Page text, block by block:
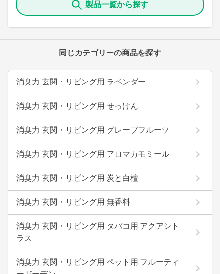
製品一覧から探す
同じカテゴリーの商品を探す
消臭力 玄関・リビング用 ラベンダー
消臭力 玄関・リビング用 せっけん
消臭力 玄関・リビング用 グレープフルーツ
消臭力 玄関・リビング用 アロマカモミール
消臭力 玄関・リビング用 炭と白檀
消臭力 玄関・リビング用 無香料
消臭力 玄関・リビング用 タバコ用 アクアシト
ラス
消臭力 玄関・リビング用 ペット用 フルーティ